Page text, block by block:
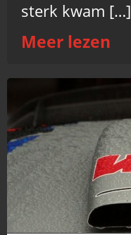
sterk kwam […]
Meer lezen